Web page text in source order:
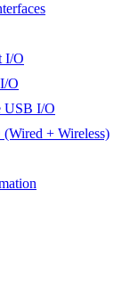
I/O
O
USB I/O
+ Wireless)